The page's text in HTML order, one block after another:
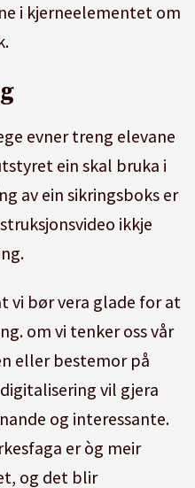
i kjerneelementet om
evner treng elevane
ein skal bruka i
av ein sikringsboks er
ikkje
vi bør vera glade for at
om vi tenker oss vår
eller bestemor på
vil gjera
og interessante.
er òg meir
og det blir